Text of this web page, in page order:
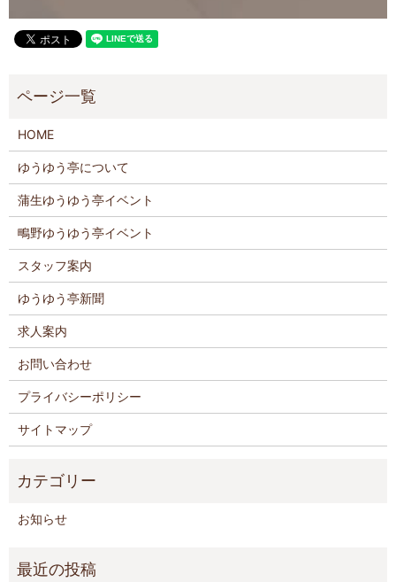
HOME
ゆうゆう亭について
蒲生ゆうゆう亭イベント
鴫野ゆうゆう亭イベント
スタッフ案内
ゆうゆう亭新聞
求人案内
お問い合わせ
プライバシーポリシー
サイトマップ
お知らせ